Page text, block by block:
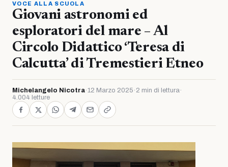
VOCE ALLA SCUOLA
Giovani astronomi ed
esploratori del mare – Al
Circolo Didattico ‘Teresa di
Calcutta’ di Tremestieri Etneo
Michelangelo Nicotra·12 Marzo 2025 · 2 min di lettura·
4.004 letture